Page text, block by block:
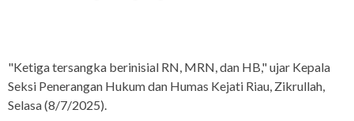
"Ketiga tersangka berinisial RN, MRN, dan HB," ujar Kepala
Seksi Penerangan Hukum dan Humas Kejati Riau, Zikrullah,
Selasa (8/7/2025).